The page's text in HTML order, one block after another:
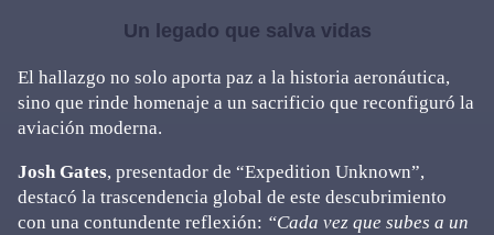
Un legado que salva vidas
El hallazgo no solo aporta paz a la historia aeronáutica,
sino que rinde homenaje a un sacrificio que reconfiguró la
aviación moderna.
Josh Gates, presentador de “Expedition Unknown”,
destacó la trascendencia global de este descubrimiento
con una contundente reflexión: “Cada vez que subes a un